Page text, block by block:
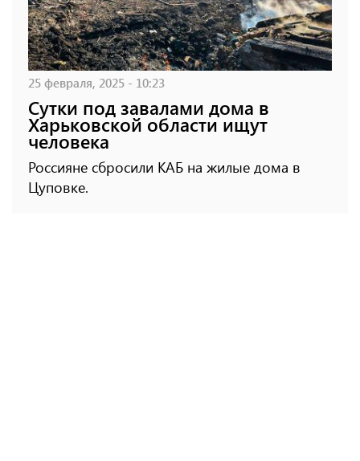
25 февраля, 2025 - 10:23
Сутки под завалами дома в
Харьковской области ищут
человека
Россияне сбросили КАБ на жилые дома в
Цуповке.